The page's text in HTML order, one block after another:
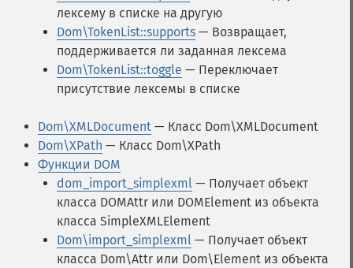
лексему в списке на другую
Dom\TokenList::supports — Возвращает,
поддерживается ли заданная лексема
Dom\TokenList::toggle — Переключает
присутствие лексемы в списке
Dom\XMLDocument — Класс Dom\XMLDocument
Dom\XPath — Класс Dom\XPath
Функции DOM
dom_import_simplexml — Получает объект
класса DOMAttr или DOMElement из объекта
класса SimpleXMLElement
Dom\import_simplexml — Получает объект
класса Dom\Attr или Dom\Element из объекта